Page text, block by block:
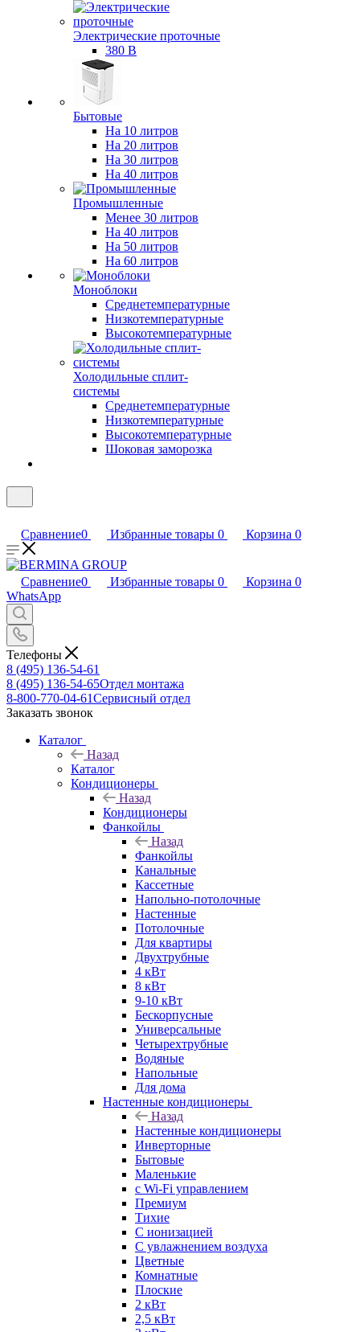
Электрические проточные
380 В
Бытовые
На 10 литров
На 20 литров
На 30 литров
На 40 литров
Промышленные
Менее 30 литров
На 40 литров
На 50 литров
На 60 литров
Моноблоки
Среднетемпературные
Низкотемпературные
Высокотемпературные
Холодильные сплит-
системы
Среднетемпературные
Низкотемпературные
Высокотемпературные
Шоковая заморозка
Сравнение0 Избранные товары 0 Корзина 0
Сравнение0 Избранные товары 0 Корзина 0
WhatsApp
Телефоны
8 (495) 136-54-61
8 (495) 136-54-65Отдел монтажа
8-800-770-04-61Сервисный отдел
Заказать звонок
Каталог
Назад
Каталог
Кондиционеры
Назад
Кондиционеры
Фанкойлы
Назад
Фанкойлы
Канальные
Кассетные
Напольно-потолочные
Настенные
Потолочные
Для квартиры
Двухтрубные
4 кВт
8 кВт
9-10 кВт
Бескорпусные
Универсальные
Четырехтрубные
Водяные
Напольные
Для дома
Настенные кондиционеры
Назад
Настенные кондиционеры
Инверторные
Бытовые
Маленькие
с Wi-Fi управлением
Премиум
Тихие
С ионизацией
С увлажнением воздуха
Цветные
Комнатные
Плоские
2 кВт
2,5 кВт